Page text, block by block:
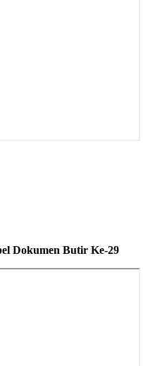
Dokumen Butir Ke-29